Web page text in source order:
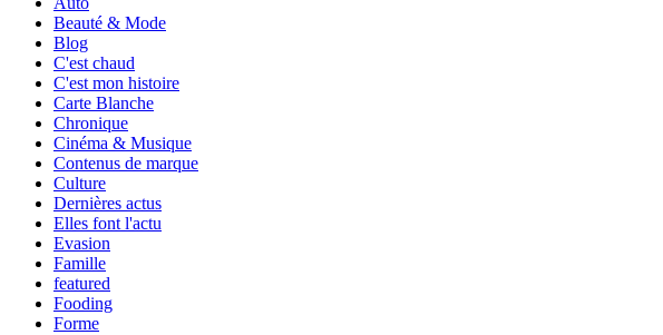
Beauté & Mode
Blog
C'est chaud
C'est mon histoire
Carte Blanche
Chronique
Cinéma & Musique
Contenus de marque
Culture
Dernières actus
Elles font l'actu
Evasion
Famille
featured
Fooding
Forme